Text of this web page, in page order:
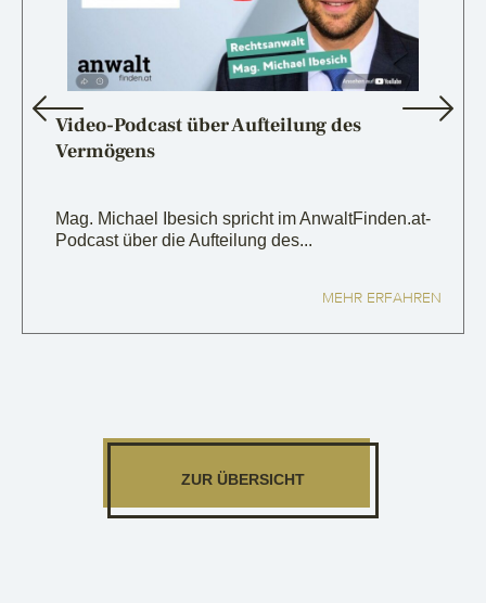
Video-Podcast über Aufteilung des
Vermögens
Mag. Michael Ibesich spricht im AnwaltFinden.at-
Podcast über die Aufteilung des...
MEHR ERFAHREN
ZUR ÜBERSICHT